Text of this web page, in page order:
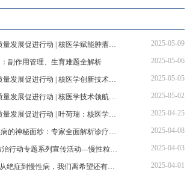
健康中国-核医学高质量发展促进行动 | 核医学赋能肿瘤诊疗，守护患者健康防线 2025-05-09
副作用管理、生育难题全解析 2025-05-06
健康中国-核医学高质量发展促进行动 | 核医学创新技术领航肿瘤诊疗新未来 2025-05-05
健康中国-核医学高质量发展促进行动 | 核医学技术领航精准诊疗，助力健康中国建设 2025-05-02
健康中国-核医学高质量发展促进行动 | 叶荷瑞：核医学发展共筑基石核安全多元主体协同治理 2025-04-25
揭开慢性粒细胞白血病的神秘面纱：专家全面解析诊疗要点 2025-04-08
健康中国行动|癌症防治行动专题系列宣传活动—慢性粒细胞性白血病的防治药访谈节目在京录制 2025-04-03
当"药神"照进现实：从绝症到慢性病，我们离希望还有多远？ 2025-04-01